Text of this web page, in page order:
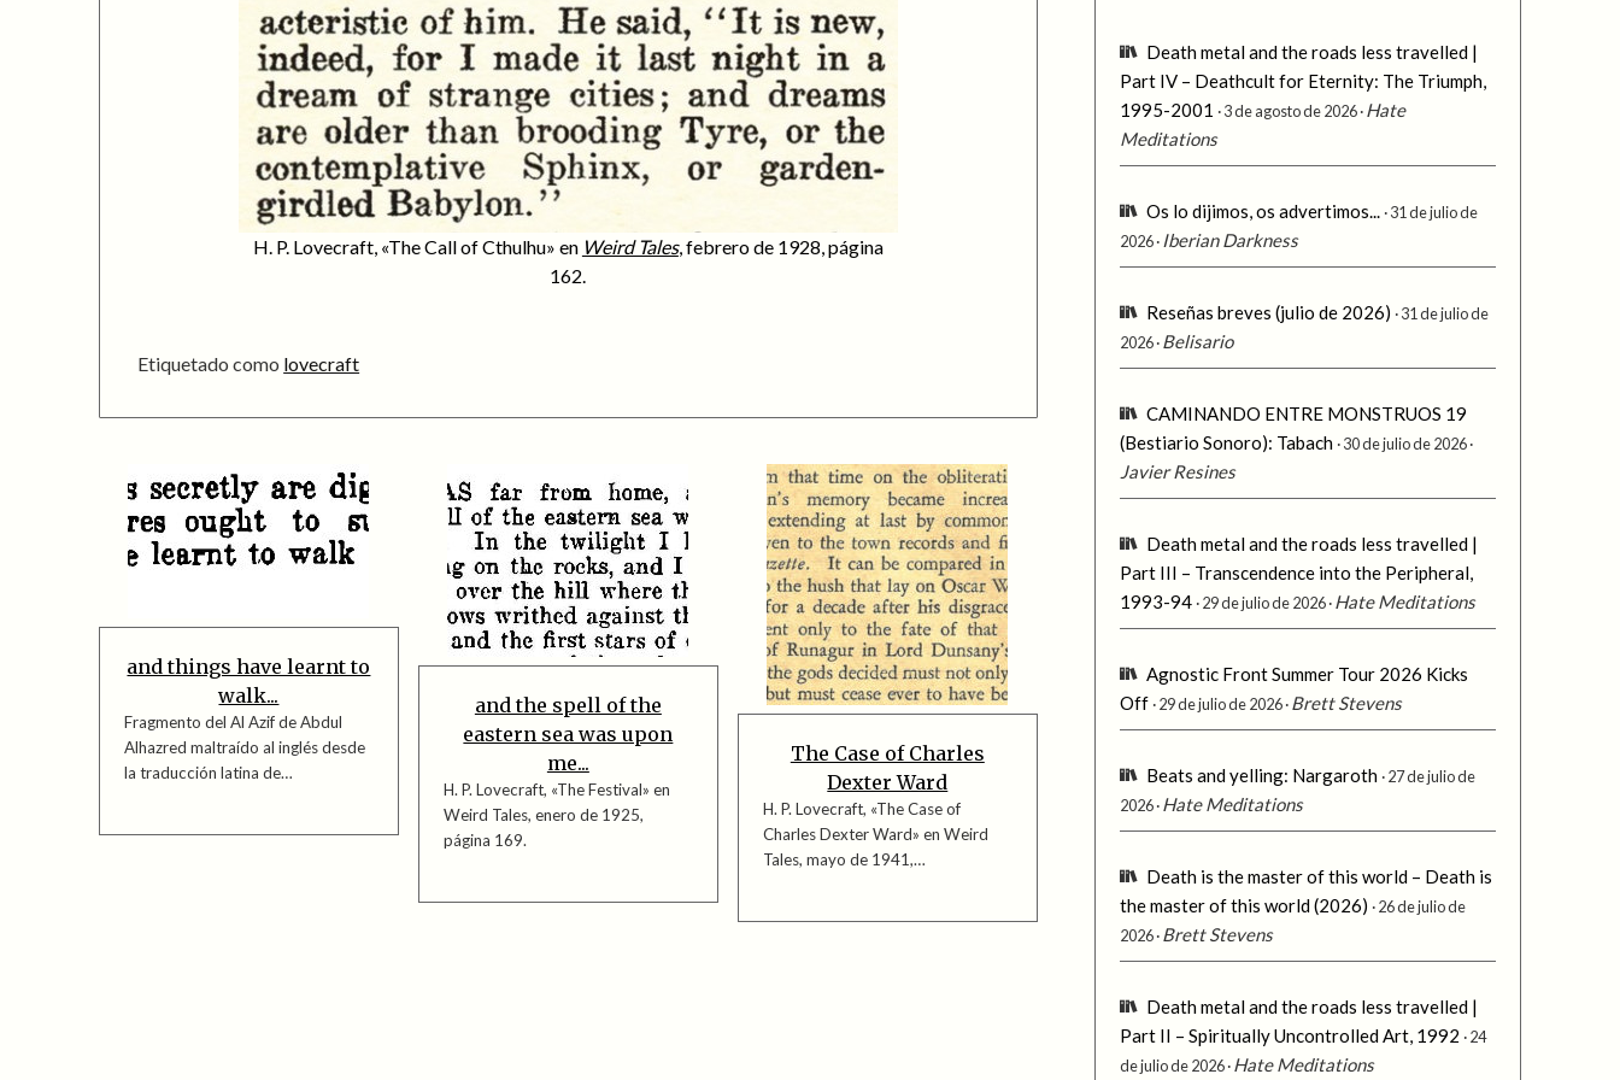
H. P. Lovecraft, «The Call of Cthulhu» en Weird Tales, febrero de 1928, página
162.
Etiquetado como lovecraft
and things have learnt to
walk...
Fragmento del Al Azif de Abdul
Alhazred maltraído al inglés desde
la traducción latina de…
and the spell of the
eastern sea was upon
me...
H. P. Lovecraft, «The Festival» en
Weird Tales, enero de 1925,
página 169.
The Case of Charles
Dexter Ward
H. P. Lovecraft, «The Case of
Charles Dexter Ward» en Weird
Tales, mayo de 1941,…
Death metal and the roads less travelled |
Part IV – Deathcult for Eternity: The Triumph,
1995-2001
3 de agosto de 2026 Hate
Meditations
Os lo dijimos, os advertimos... 31 de julio de
2026 Iberian Darkness
Reseñas breves (julio de 2026)
31 de julio de
2026 Belisario
CAMINANDO ENTRE MONSTRUOS 19
(Bestiario Sonoro): Tabach 30 de julio de 2026
Javier Resines
Death metal and the roads less travelled |
Part III – Transcendence into the Peripheral,
1993-94 29 de julio de 2026 Hate Meditations
Agnostic Front Summer Tour 2026 Kicks
Off 29 de julio de 2026 Brett Stevens
Beats and yelling: Nargaroth 27 de julio de
2026 Hate Meditations
Death is the master of this world – Death is
the master of this world (2026)
26 de julio de
2026 Brett Stevens
Death metal and the roads less travelled |
Part II – Spiritually Uncontrolled Art, 1992
24
de julio de 2026 Hate Meditations